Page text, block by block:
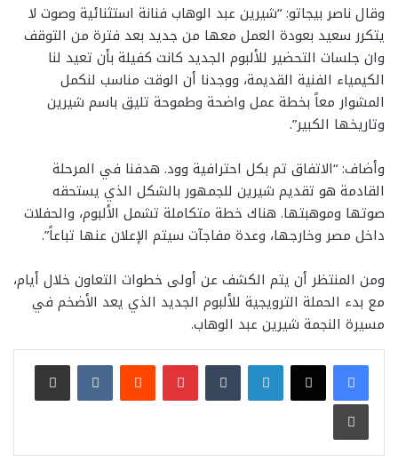
وقال ناصر بيجاتو: “شيرين عبد الوهاب فنانة استثنائية وصوت لا
يتكرر سعيد بعودة العمل معها من جديد بعد فترة من التوقف
وان جلسات التحضير للألبوم الجديد كانت كفيلة بأن تعيد لنا
الكيمياء الفنية القديمة، ووجدنا أن الوقت مناسب لنكمل
المشوار معاً بخطة عمل واضحة وطموحة تليق باسم شيرين
وتاريخها الكبير”.
وأضاف: “الاتفاق تم بكل احترافية وود. هدفنا في المرحلة
القادمة هو تقديم شيرين للجمهور بالشكل الذي يستحقه
صوتها وموهبتها. هناك خطة متكاملة تشمل الألبوم، والحفلات
داخل مصر وخارجها، وعدة مفاجآت سيتم الإعلان عنها تباعاً”.
ومن المنتظر أن يتم الكشف عن أولى خطوات التعاون خلال أيام،
مع بدء الحملة الترويجية للألبوم الجديد الذي يعد الأضخم في
مسيرة النجمة شيرين عبد الوهاب.
لينكدإن بينتيريست
مشاركة عبر البريد
طباعة